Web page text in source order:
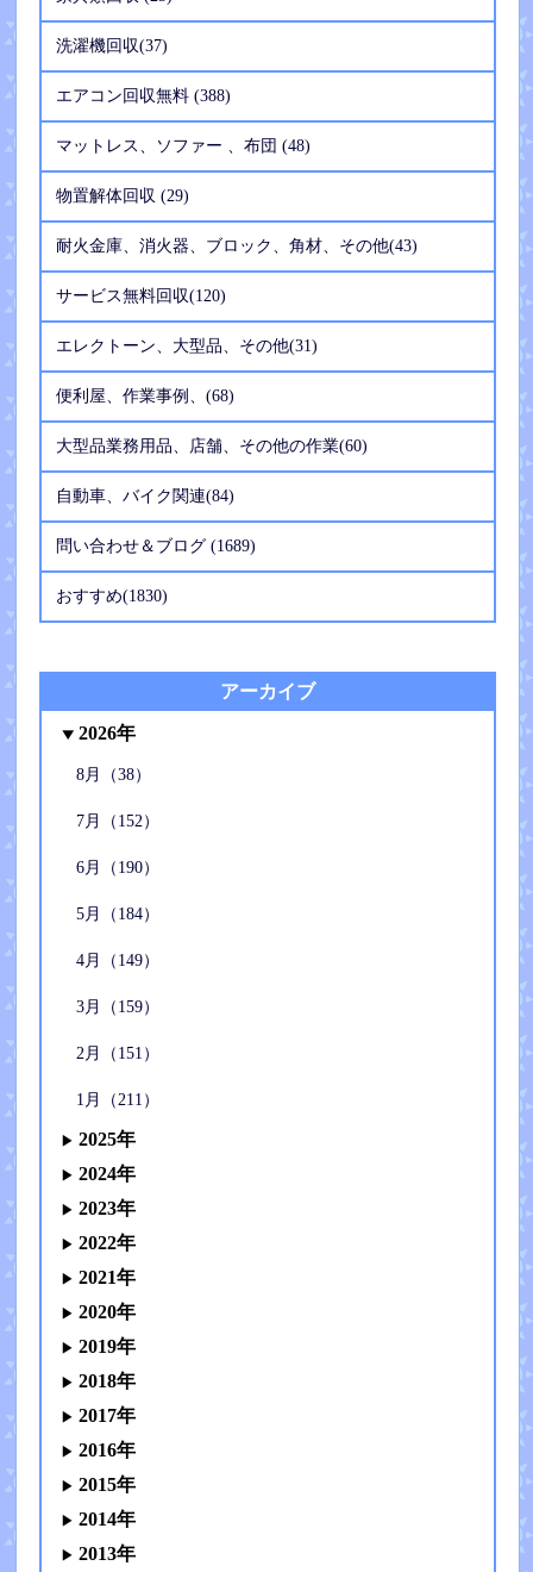
洗濯機回収(37)
エアコン回収無料 (388)
マットレス、ソファー 、布団 (48)
物置解体回収 (29)
耐火金庫、消火器、ブロック、角材、その他(43)
サービス無料回収(120)
エレクトーン、大型品、その他(31)
便利屋、作業事例、(68)
大型品業務用品、店舗、その他の作業(60)
自動車、バイク関連(84)
問い合わせ＆ブログ (1689)
おすすめ(1830)
アーカイブ
2026年
8月（38）
7月（152）
6月（190）
5月（184）
4月（149）
3月（159）
2月（151）
1月（211）
2025年
2024年
2023年
2022年
2021年
2020年
2019年
2018年
2017年
2016年
2015年
2014年
2013年